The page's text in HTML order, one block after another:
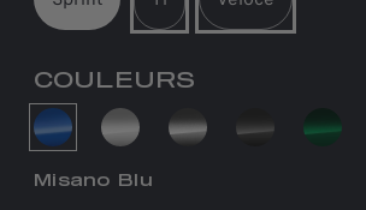
COULEURS
Misano Blu